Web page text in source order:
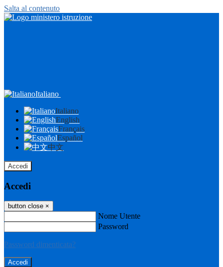
Salta al contenuto
Italiano
Italiano
English
Français
Español
中文
Accedi
Accedi
button close ×
Nome Utente
Password
Password dimenticata?